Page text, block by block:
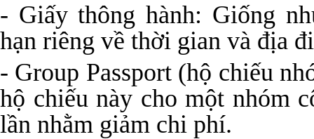
- Giấy thông hành: Giống
hạn riêng về thời gian và địa
- Group Passport (hộ chiếu
hộ chiếu này cho một nhóm
lần nhằm giảm chi phí.